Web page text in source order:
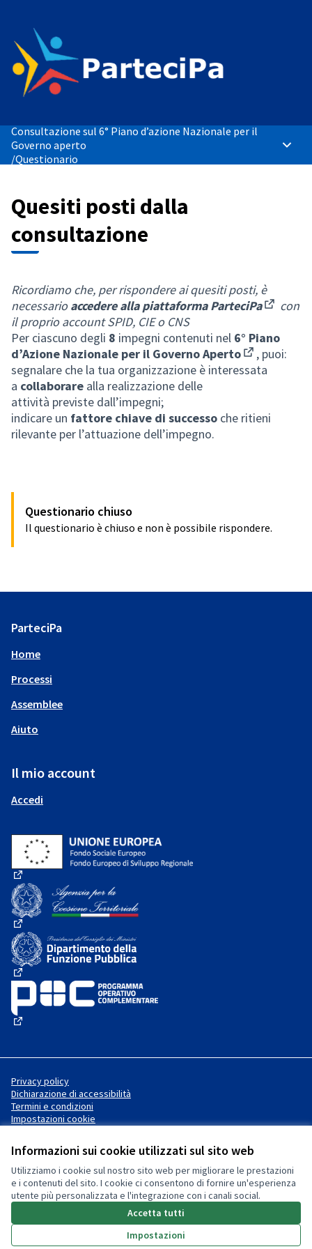
Informazioni sui cookie utilizzati sul sito web
Utilizziamo i cookie sul nostro sito web per migliorare le prestazioni
e i contenuti del sito. I cookie ci consentono di fornire un'esperienza
utente più personalizzata e l'integrazione con i canali social.
Accetta tutti
Impostazioni
Consultazione sul 6° Piano d’azione Nazionale per il
Governo aperto
/Questionario
Quesiti posti dalla
consultazione
Ricordiamo che, per rispondere ai quesiti posti, è
necessarioaccedere alla piattaforma ParteciPa
con
il proprio account SPID, CIE o CNS
Per ciascuno degli 8 impegni contenuti nel 6° Piano
d’Azione Nazionale per il Governo Aperto
(Apre in una
, puoi:
segnalare che la tua organizzazione è interessata
a collaborare alla realizzazione delle
attività previste dall’impegni;
indicare un fattore chiave di successo che ritieni
rilevante per l’attuazione dell’impegno.
Questionario chiuso
Il questionario è chiuso e non è possibile rispondere.
ParteciPa
Home
Processi
Assemblee
Aiuto
Il mio account
Accedi
(Collegamento esterno)
(Collegamento esterno)
(Collegamento esterno)
Privacy policy
Dichiarazione di accessibilità
Termini e condizioni
Impostazioni cookie
Licenza Creative Commons
(Collegamento esterno)
Sito web creato consoftware
libero
(Collegamento esterno)
.
(Collegamento esterno)